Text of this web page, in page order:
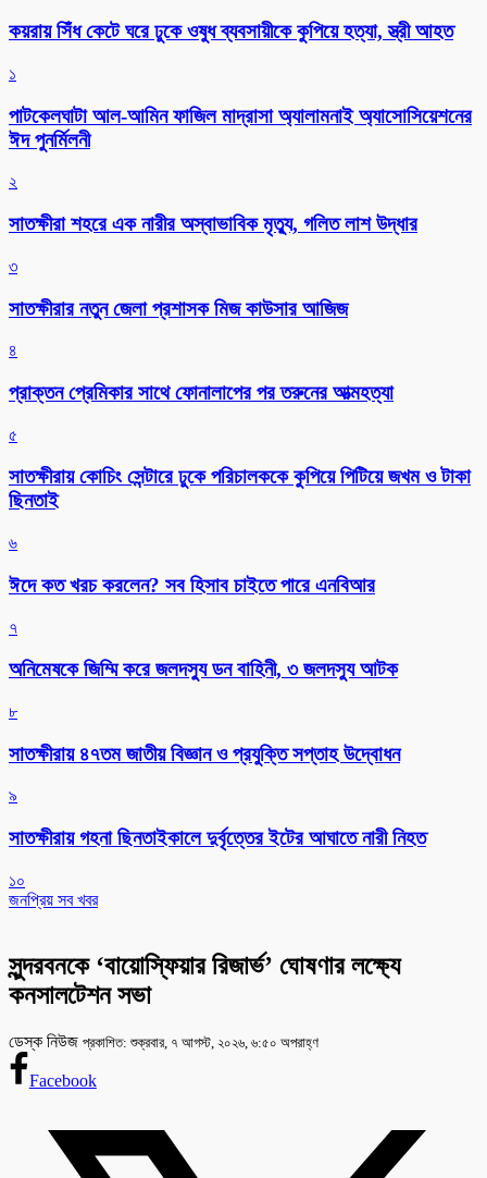
কয়রায় সিঁধ কেটে ঘরে ঢুকে ওষুধ ব্যবসায়ীকে কুপিয়ে হত্যা, স্ত্রী আহত
১
পাটকেলঘাটা আল-আমিন ফাজিল মাদ্রাসা অ্যালামনাই অ্যাসোসিয়েশনের
ঈদ পুনর্মিলনী
২
সাতক্ষীরা শহরে এক নারীর অস্বাভাবিক মৃত্যু, গলিত লাশ উদ্ধার
৩
সাতক্ষীরার নতুন জেলা প্রশাসক মিজ কাউসার আজিজ
৪
প্রাক্তন প্রেমিকার সাথে ফোনালাপের পর তরুনের আত্মহত্যা
৫
সাতক্ষীরায় কোচিং সেন্টারে ঢুকে পরিচালককে কুপিয়ে পিটিয়ে জখম ও টাকা
ছিনতাই
৬
ঈদে কত খরচ করলেন? সব হিসাব চাইতে পারে এনবিআর
৭
অনিমেষকে জিম্মি করে জলদস্যু ডন বাহিনী, ৩ জলদস্যু আটক
৮
সাতক্ষীরায় ৪৭তম জাতীয় বিজ্ঞান ও প্রযুক্তি সপ্তাহ উদ্বোধন
৯
সাতক্ষীরায় গহনা ছিনতাইকালে দুর্বৃত্তের ইটের আঘাতে নারী নিহত
১০
জনপ্রিয় সব খবর
সুন্দরবনকে ‘বায়োস্ফিয়ার রিজার্ভ’ ঘোষণার লক্ষ্যে
কনসালটেশন সভা
ডেস্ক নিউজ প্রকাশিত: শুক্রবার, ৭ আগস্ট, ২০২৬, ৬:৫০ অপরাহ্ণ
Facebook